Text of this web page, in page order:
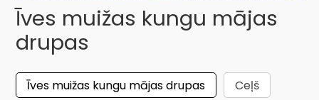
Īves muižas kungu mājas
drupas
Īves muižas kungu mājas drupas
Ceļš